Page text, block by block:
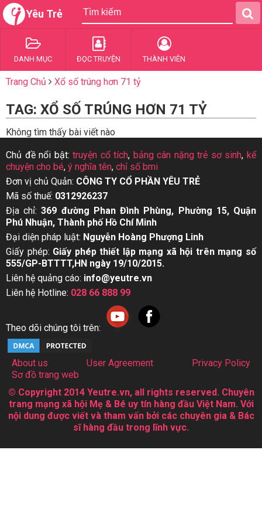
Yêu Trẻ
DANH MỤC ĐỌC TRUYỆN THÀNH VIÊN
Trang Chủ Xổ số trúng hơn 71 tỷ
TAG: XỔ SỐ TRÚNG HƠN 71 TỶ
Không tìm thấy bài viết nào
Chủ đề nổi bật:truyện cổ tích, bảng cân nặng trẻ sơ sinh,kể
chuyện cho bé, ý nghĩa tên, chỉ số bmi
Đơn vị chủ Quản: CÔNG TY CỔ PHẦN YÊU TRẺ
Mã số thuế: 0312926237
Địa chỉ:369 đường Phan Đình Phùng, Phường 15, Quận
Phú Nhuận, Thành phố Hồ Chí Minh
Đại diện pháp luật: Nguyễn Hoàng Phượng Linh
Giấy phép: Giấy phép thiết lập mạng xã hội trên mạng số
555/GP-BTTTT,HN ngày 19/10/2015.
Liên hệ quảng cáo: info@yeutre.vn
Liên hệ Hotline: 028 66 888 99
Theo dõi chúng tôi trên:
About us User Agreement
Privacy Policy
Sơ đồ trang web
© Copyright 2014 Yeutre.vn, all rights reserved. Chuyên
trang mạng xã hội Mẹ & Bé uy tín hàng đầu Việt Nam. Với
nội dung được viết và tham vấn bởi các chuyên gia & Bác
sĩ hàng đầu trong lĩnh vực.